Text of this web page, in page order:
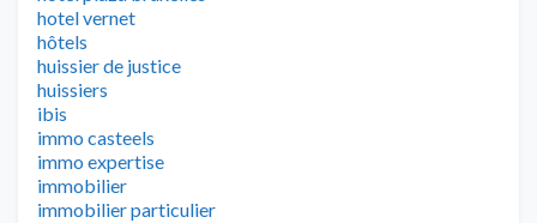
hotel vernet
hôtels
huissier de justice
huissiers
ibis
immo casteels
immo expertise
immobilier
immobilier particulier